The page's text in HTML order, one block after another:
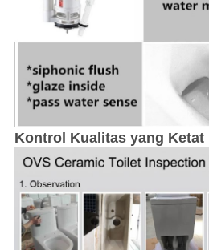
Kontrol Kualitas yang Ketat